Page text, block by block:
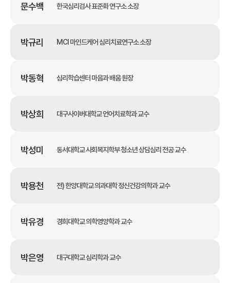
문수백 한국심리검사 표준화 연구소 소장
박규리 MCI 마인드케어 심리치료연구소 소장
박동혁 심리학습센터 마음과 배움 원장
박상희 대구사이버대학교 언어치료학과 교수
박성미 동서대학교 사회복지학부 청소년 상담심리 전공 교수
박용천 전) 한양대학교 의과대학 정신건강의학과 교수
박유경 경희대학교 의학영양학과 교수
박은영 대구대학교 심리학과 교수